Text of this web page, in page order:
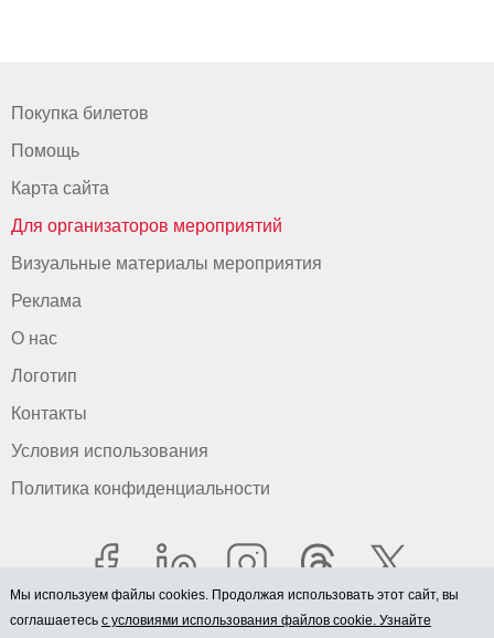
Покупка билетов
Помощь
Карта сайта
Для организаторов мероприятий
Визуальные материалы мероприятия
Реклама
О нас
Логотип
Контакты
Условия использования
Политика конфиденциальности
Мы используем файлы cookies. Продолжая использовать этот сайт, вы
соглашаетесь с условиями использования файлов cookie. Узнайте